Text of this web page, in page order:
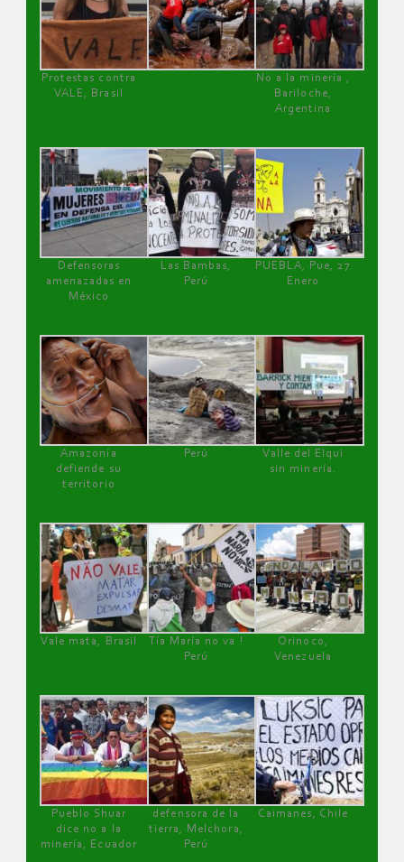
Protestas contra
VALE, Brasil
No a la minería ,
Bariloche,
Argentina
Defensoras
amenazadas en
México
Las Bambas,
Perú
PUEBLA, Pue, 27
Enero
Amazonía
defiende su
territorio
Perú
Valle del Elqui
sin minería.
Vale mata, Brasil
Tía María no va !
Perú
Orinoco,
Venezuela
Pueblo Shuar
dice no a la
minería, Ecuador
defensora de la
tierra, Melchora,
Perú
Caimanes, Chile